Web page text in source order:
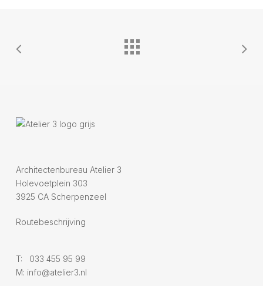
Architectenbureau Atelier 3
Holevoetplein 303
3925 CA Scherpenzeel
Routebeschrijving
T:
033 455 95 99
M: info@atelier3.nl